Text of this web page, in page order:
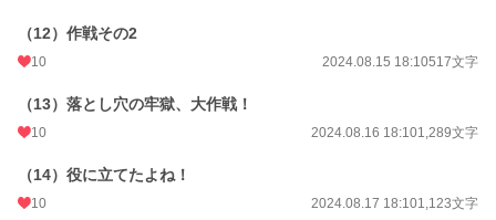
（12）作戦その2
10 2024.08.15 18:10517文字
（13）落とし穴の牢獄、大作戦！
10 2024.08.16 18:101,289文字
（14）役に立てたよね！
10 2024.08.17 18:101,123文字